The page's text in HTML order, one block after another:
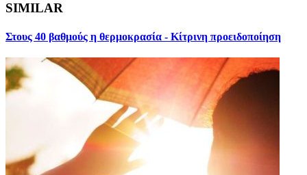
SIMILAR
Στους 40 βαθμούς η θερμοκρασία - Κίτρινη προειδοποίηση